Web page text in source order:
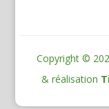
Copyright ©
& réalisation